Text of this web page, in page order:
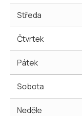
Středa
Čtvrtek
Pátek
Sobota
Neděle